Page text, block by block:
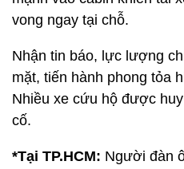
vong ngay tại chỗ.
Nhận tin báo, lực lượng
mặt, tiến hành phong tỏa
Nhiều xe cứu hộ được
cố.
*Tại TP.HCM: Người đàn